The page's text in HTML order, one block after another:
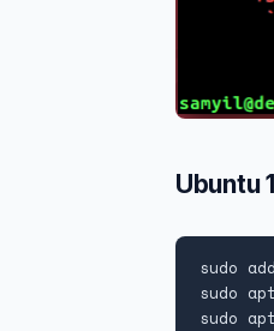
Ubuntu
sudo
sudo
sudo